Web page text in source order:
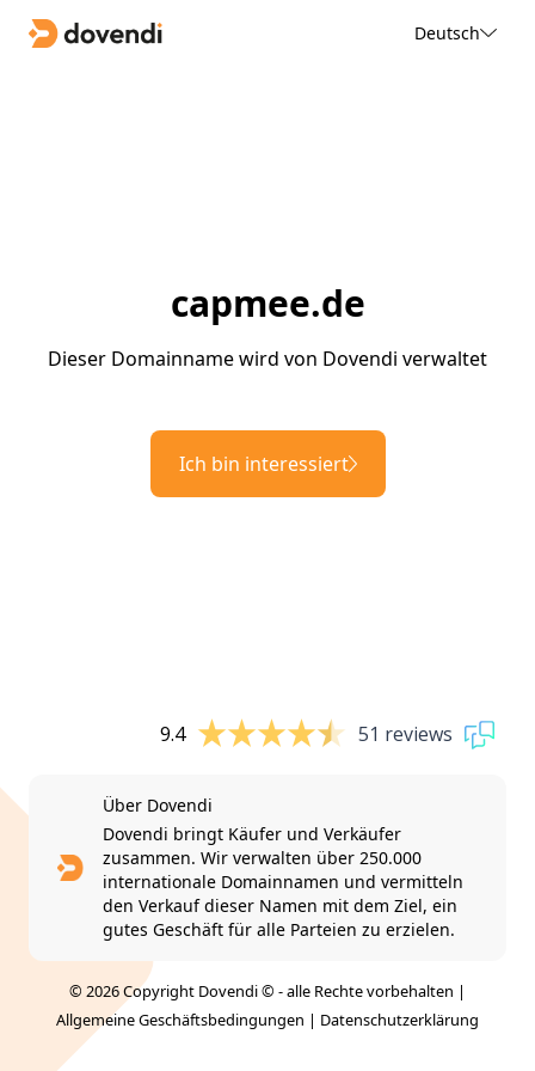
Deutsch
capmee.de
Dieser Domainname wird von Dovendi verwaltet
Ich bin interessiert
9.4 51 reviews
Über Dovendi
Dovendi bringt Käufer und Verkäufer
zusammen. Wir verwalten über 250.000
internationale Domainnamen und vermitteln
den Verkauf dieser Namen mit dem Ziel, ein
gutes Geschäft für alle Parteien zu erzielen.
© 2026 Copyright Dovendi © - alle Rechte vorbehalten |
Allgemeine Geschäftsbedingungen | Datenschutzerklärung